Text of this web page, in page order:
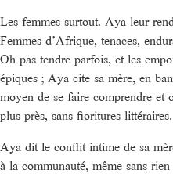
Les femmes surtout. Aya leur
Femmes d’Afrique, tenaces,
Oh pas tendre parfois, et les
épiques ; Aya cite sa mère, en
moyen de se faire comprendre et
plus près, sans fioritures
Aya dit le conflit intime de sa
à la communauté, même sans